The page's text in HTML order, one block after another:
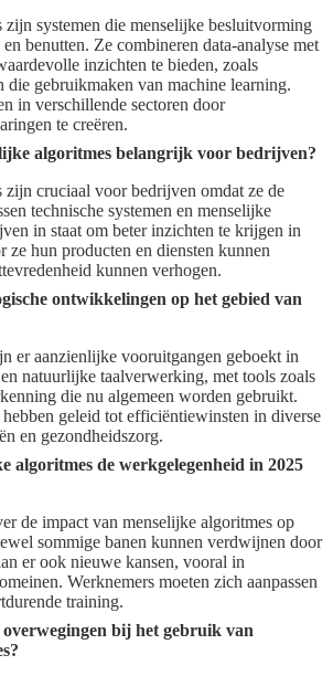
systemen die menselijke besluitvorming
benutten. Ze combineren data-analyse met
inzichten te bieden, zoals
die gebruikmaken van machine learning.
in verschillende sectoren door
te creëren.
algoritmes belangrijk voor bedrijven?
zijn cruciaal voor bedrijven omdat ze de
technische systemen en menselijke
in staat om beter inzichten te krijgen in
ze hun producten en diensten kunnen
kunnen verhogen.
ontwikkelingen op het gebied van
er aanzienlijke vooruitgangen geboekt in
natuurlijke taalverwerking, met tools zoals
die nu algemeen worden gebruikt.
geleid tot efficiëntiewinsten in diverse
en gezondheidszorg.
algoritmes de werkgelegenheid in 2025
de impact van menselijke algoritmes op
sommige banen kunnen verdwijnen door
er ook nieuwe kansen, vooral in
Werknemers moeten zich aanpassen
training.
bij het gebruik van